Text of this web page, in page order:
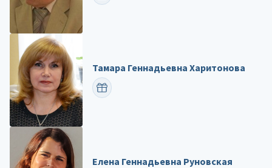
Тамара Геннадьевна Харитонова
ПОЗДРАВИТЬ
Елена Геннадьевна Руновская